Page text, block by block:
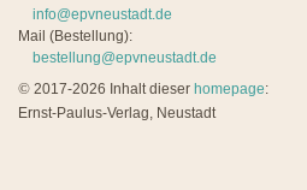
info@epvneustadt.de
Mail (Bestellung):
bestellung@epvneustadt.de
© 2017-2026 Inhalt dieser homepage:
Ernst-Paulus-Verlag, Neustadt